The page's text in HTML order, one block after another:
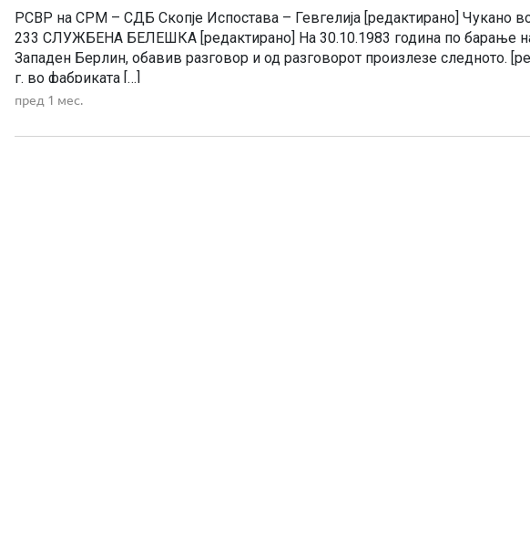
РСВР на СРМ – СДБ Скопје Испостава – Гевгелија [редактирано] Чукано
233 СЛУЖБЕНА БЕЛЕШКА [редактирано] На 30.10.1983 година по барање
Западен Берлин, обавив разговор и од разговорот произлезе следното.
г. во фабриката […]
пред 1 мес.